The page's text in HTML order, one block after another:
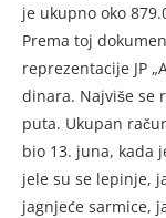
je ukupno oko
Prema toj
reprezentacije JP
dinara. Najviše se
puta. Ukupan
bio 13. juna, kada
jele su se lepinje,
jagnjeće sarmice,